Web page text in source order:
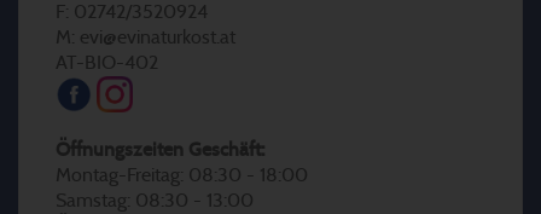
F: 02742/3520924
M: evi@evinaturkost.at
AT-BIO-402
Öffnungszeiten Geschäft:
Montag-Freitag: 08:30 - 18:00
Samstag: 08:30 - 13:00